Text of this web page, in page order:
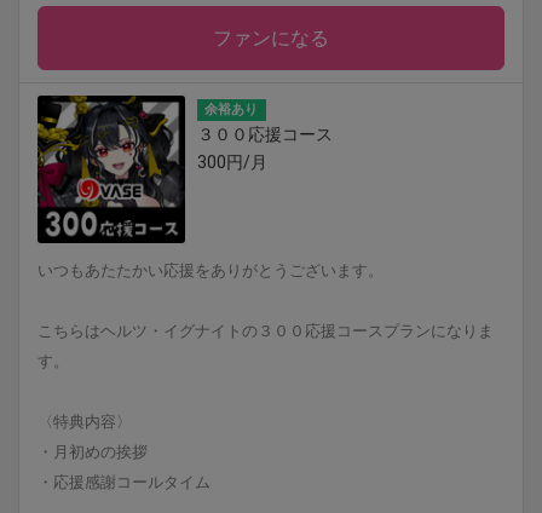
ファンになる
余裕あり
３００応援コース
300円/月
いつもあたたかい応援をありがとうございます。
こちらはヘルツ・イグナイトの３００応援コースプランになりま
す。
〈特典内容〉
・月初めの挨拶
・応援感謝コールタイム